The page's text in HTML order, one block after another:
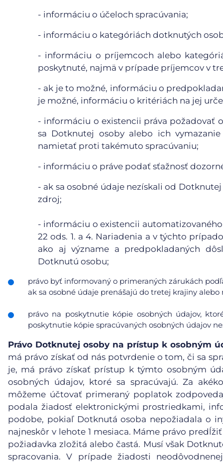
- informáciu o účeloch spracúvania;
- informáciu o kategóriách dotknutých
- informáciu o príjemcoch alebo
poskytnuté, najmä v prípade príjemcov v
- ak je to možné, informáciu o
je možné, informáciu o kritériách na jej
- informáciu o existencii práva požadovať
sa Dotknutej osoby alebo ich
namietať proti takémuto spracúvaniu;
- informáciu o práve podať sťažnosť
- ak sa osobné údaje nezískali od
zdroj;
- informáciu o existencii
22 ods. 1. a 4. Nariadenia a v týchto
ako aj význame a predpokladaných
Dotknutú osobu;
právo byť informovaný o primeraných zárukách
ak sa osobné údaje prenášajú do tretej krajiny
právo na poskytnutie kópie osobných údajov,
poskytnutie kópie spracúvaných osobných údajov
Právo Dotknutej osoby na prístup k osobným
má právo získať od nás potvrdenie o tom, či sa
je, má právo získať prístup k týmto osobným
osobných údajov, ktoré sa spracúvajú. Za
môžeme účtovať primeraný poplatok
podala žiadosť elektronickými prostriedkami,
podobe, pokiaľ Dotknutá osoba nepožiadala o
najneskôr v lehote 1 mesiaca. Máme právo
požiadavka zložitá alebo častá. Musí však
spracovania. V prípade žiadosti